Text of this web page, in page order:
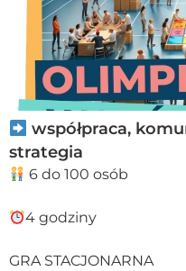
współpraca,
strategia
6 do 100 osób
4 godziny
GRA STACJONARNA